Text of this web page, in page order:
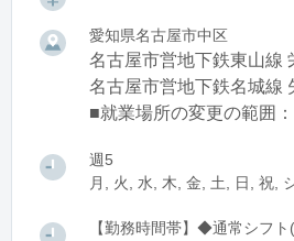
愛知県名古屋市中区
名古屋市営地下鉄東山線
名古屋市営地下鉄名城線
■就業場所の変更の範囲
週5
月, 火, 水, 木, 金, 土, 日, 祝,
【勤務時間帯】◆通常シフ